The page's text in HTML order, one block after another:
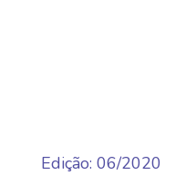
Edição: 06/2020